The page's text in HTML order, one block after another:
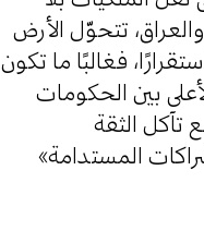
تتحوّل الأرض
فغالبًا ما تكون
بين الحكومات
الثقة
المستدامة»